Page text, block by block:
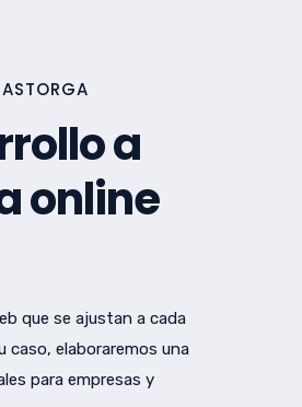
a
online
que se ajustan a cada
elaboraremos una
para empresas y